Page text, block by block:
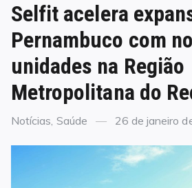
Selfit acelera
Pernambuco com
unidades na Região
Metropolitana do
Categories
Notícias, Saúde
Posted
26 de janeiro